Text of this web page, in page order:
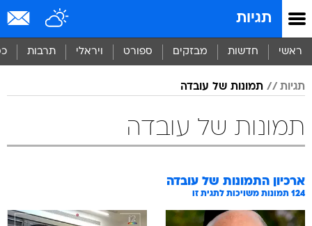
תגיות
ראשי חדשות מבזקים ספורט ויראלי תרבות
תגיות תמונות של עובדה
תמונות של עובדה
ארכיון התמונות של עובדה
124 תמונות משויכות לתגית זו